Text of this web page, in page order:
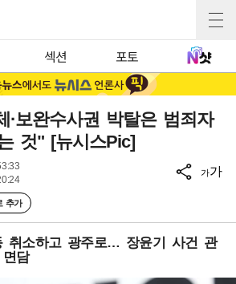
섹션 포토
·보완수사권 박탈은 범죄자
것" [뉴시스Pic]
추가
가가
취소하고 광주로… 장윤기 사건 관
담